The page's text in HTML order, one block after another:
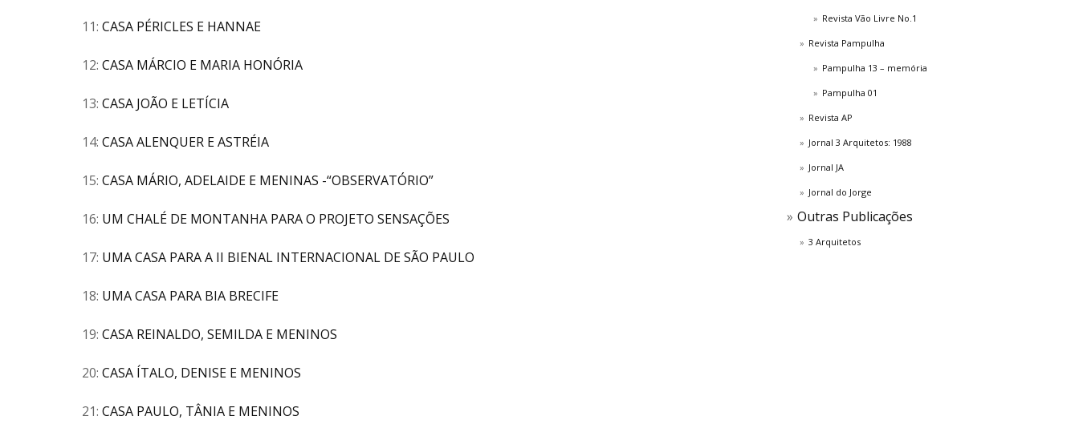
11: CASA PÉRICLES E HANNAE
12: CASA MÁRCIO E MARIA HONÓRIA
13: CASA JOÃO E LETÍCIA
14: CASA ALENQUER E ASTRÉIA
15: CASA MÁRIO, ADELAIDE E MENINAS -“OBSERVATÓRIO”
16: UM CHALÉ DE MONTANHA PARA O PROJETO SENSAÇÕES
17: UMA CASA PARA A II BIENAL INTERNACIONAL DE SÃO PAULO
18: UMA CASA PARA BIA BRECIFE
19: CASA REINALDO, SEMILDA E MENINOS
20: CASA ÍTALO, DENISE E MENINOS
21: CASA PAULO, TÂNIA E MENINOS
Revista Vão Livre No.1
Revista Pampulha
Pampulha 13 – memória
Pampulha 01
Revista AP
Jornal 3 Arquitetos: 1988
Jornal JA
Jornal do Jorge
Outras Publicações
3 Arquitetos